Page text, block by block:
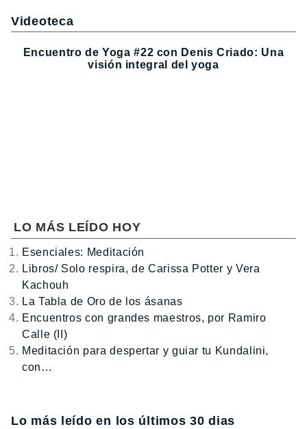
Videoteca
Encuentro de Yoga #22 con Denis Criado: Una
visión integral del yoga
LO MÁS LEÍDO HOY
Esenciales: Meditación
Libros/ Solo respira, de Carissa Potter y Vera
Kachouh
La Tabla de Oro de los ásanas
Encuentros con grandes maestros, por Ramiro
Calle (II)
Meditación para despertar y guiar tu Kundalini,
con…
Lo más leído en los últimos 30 dias